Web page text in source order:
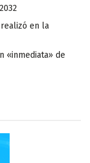
en la
«inmediata» de